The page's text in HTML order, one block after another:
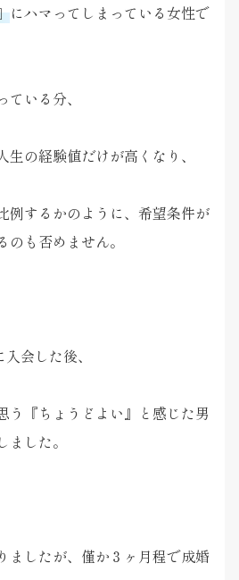
にハマってしまっている女性で
いる分、
の経験値だけが高くなり、
例するかのように、希望条件が
も否めません。
会した後、
う『ちょうどよい』と感じた男
した。
ましたが、僅か３ヶ月程で成婚